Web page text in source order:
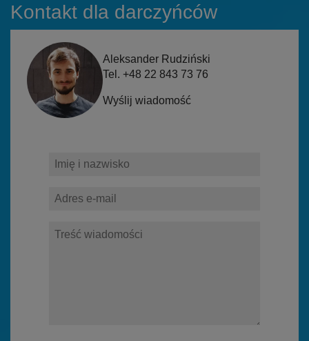
Kontakt dla darczyńców
Aleksander Rudziński
Tel. +48 22 843 73 76
Wyślij wiadomość